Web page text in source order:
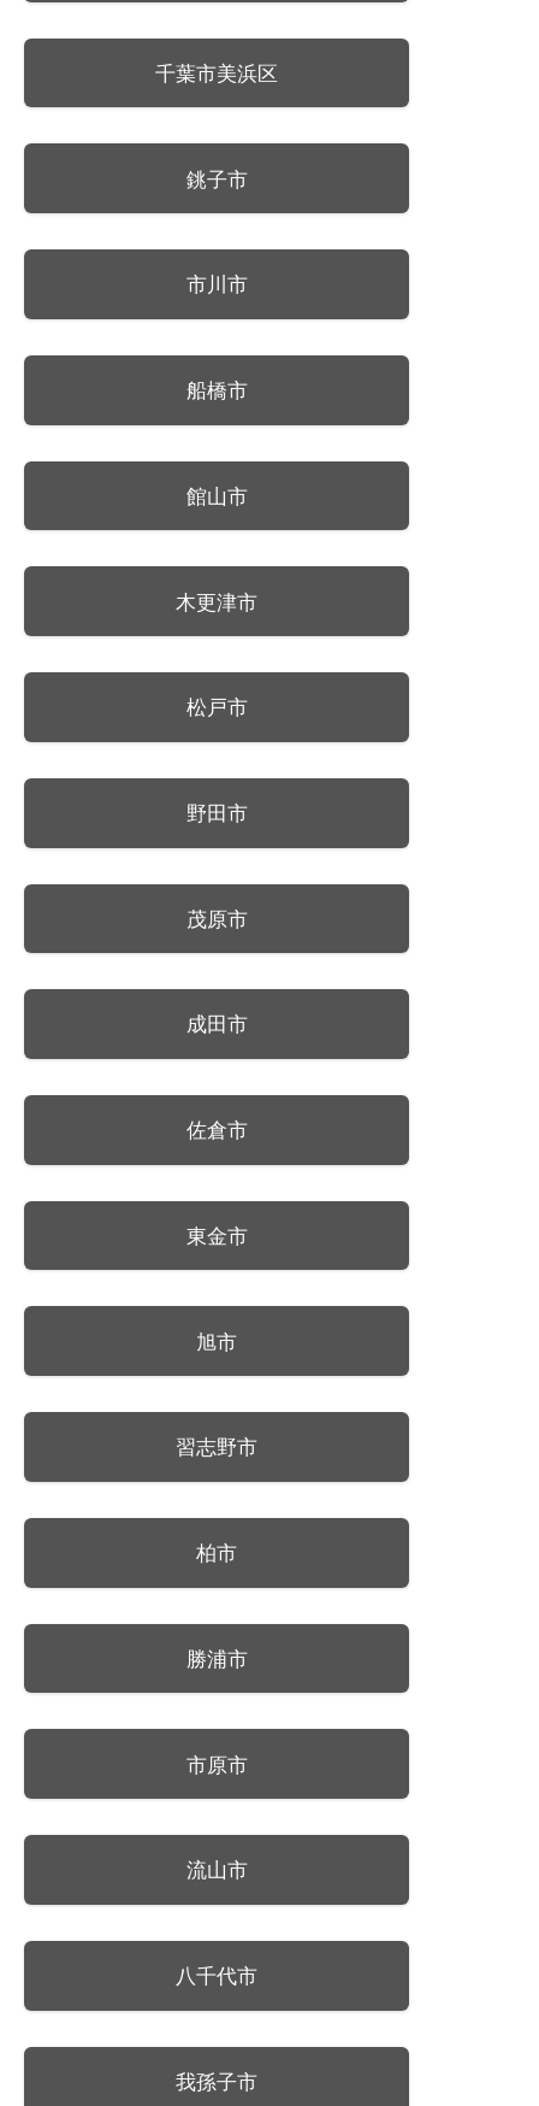
千葉市美浜区
銚子市
市川市
船橋市
館山市
木更津市
松戸市
野田市
茂原市
成田市
佐倉市
東金市
旭市
習志野市
柏市
勝浦市
市原市
流山市
八千代市
我孫子市